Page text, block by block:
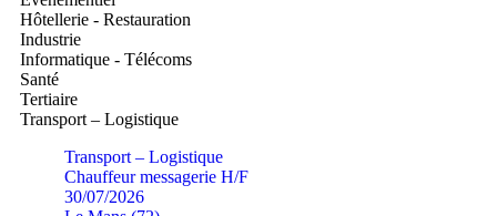
Hôtellerie - Restauration
Industrie
Informatique - Télécoms
Santé
Tertiaire
Transport – Logistique
Transport – Logistique
Chauffeur messagerie H/F
30/07/2026